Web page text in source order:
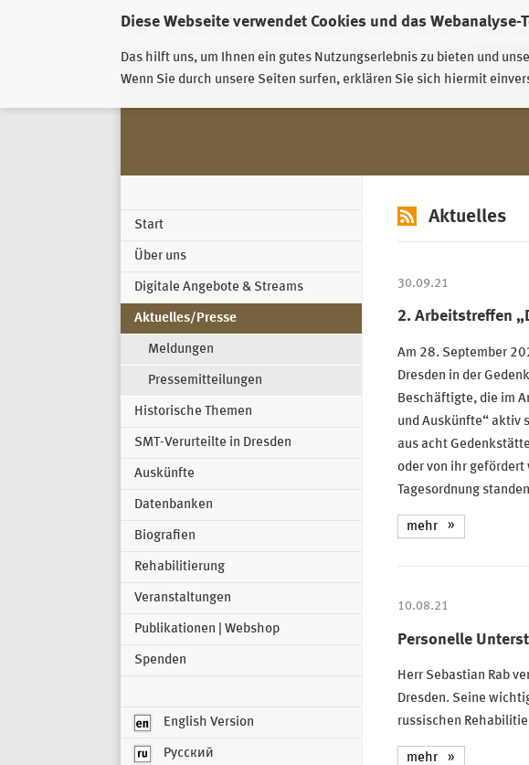
Diese Webseite verwendet Cookies und das
Das hilft uns, um Ihnen ein gutes Nutzungserlebnis zu bieten und
Wenn Sie durch unsere Seiten surfen, erklären Sie sich hiermit
EHRENHAIN
Start
Über uns
Digitale Angebote & Streams
Aktuelles/Presse
Meldungen
Pressemitteilungen
Historische Themen
SMT-Verurteilte in Dresden
Auskünfte
Datenbanken
Biografien
Rehabilitierung
Veranstaltungen
Publikationen | Webshop
Spenden
English Version
Русский
Aktuelles
30.09.21
2. Arbeitstreffen
Am 28. September
Dresden in der
Beschäftigte, die im
und Auskünfte“ aktiv
aus acht
oder von ihr
Tagesordnung
mehr
10.08.21
Personelle
Herr Sebastian Rab
Dresden. Seine
russischen
mehr